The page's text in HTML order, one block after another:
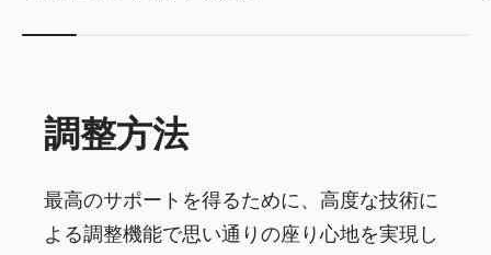
調整方法
最高のサポートを得るために、高度な技術に
よる調整機能で思い通りの座り心地を実現し